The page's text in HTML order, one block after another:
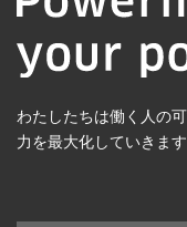
わたしたちは働く人の
力を最大化していきます